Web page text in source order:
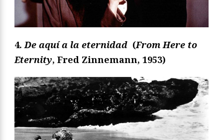
4.De aquí a la eternidad (From Here to
Eternity, Fred Zinnemann, 1953)